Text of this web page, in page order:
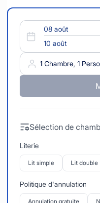
1 Chambre, 1
Sélection de
Literie
Lit simple Lit double
Politique d'annulation
Annulation gratuite